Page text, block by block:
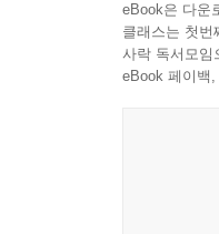
제12장. 해
제13장. 어
제14장. 모
제17장. 아
제19장. 이
eBook은 다운
클래스는 첫
사락 독서모임
eBook 페이백